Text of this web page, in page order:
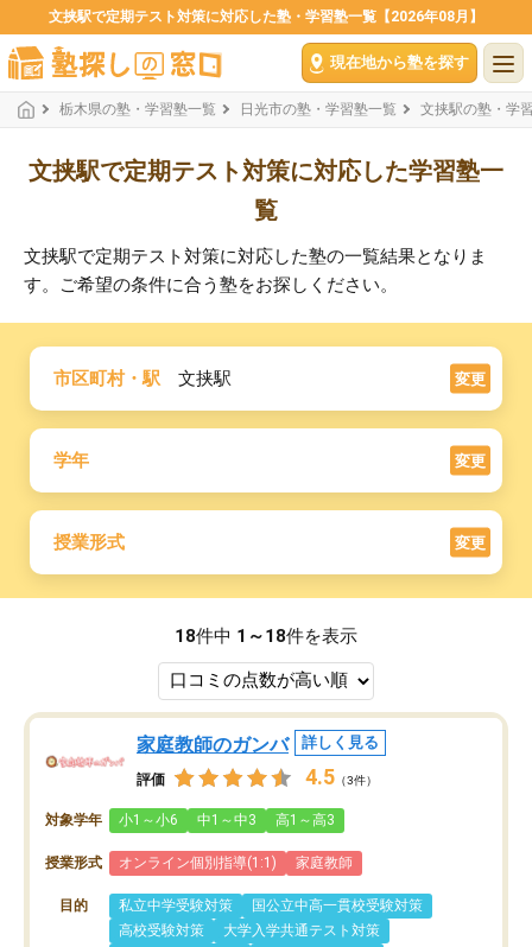
文挟駅で定期テスト対策に対応した塾・学習塾一覧【2026年08月】
現在地から塾を探す
栃木県の塾・学習塾一覧 日光市の塾・学習塾一覧 文挟駅の塾・学
文挟駅で定期テスト対策に対応した学習塾一
覧
文挟駅で定期テスト対策に対応した塾の一覧結果となりま
す。ご希望の条件に合う塾をお探しください。
市区町村・駅 文挟駅 変更
学年 変更
授業形式 変更
18件中 1～18件を表示
家庭教師のガンバ 詳しく見る
評価 4.5 （3件）
対象学年 小1～小6 中1～中3 高1～高3
授業形式 オンライン個別指導(1:1) 家庭教師
目的 私立中学受験対策
国公立中高一貫校受験対策
高校受験対策
大学入学共通テスト対策